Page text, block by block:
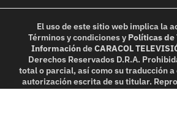
El uso de este sitio web implica la
Términos y condicionesy Políticas
InformacióndeCARACOL
Derechos Reservados D.R.A.
total o parcial, así como su traducción
autorización escrita de su titular.
in part, or translation without